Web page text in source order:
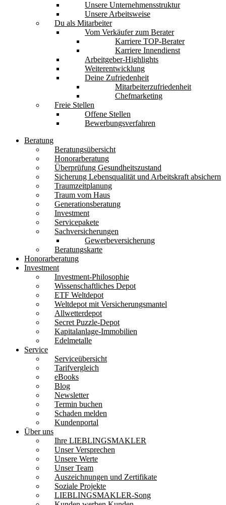
Unsere Unternehmensstruktur
Unsere Arbeitsweise
Du als Mitarbeiter
Vom Verkäufer zum Berater
Karriere TOP-Berater
Karriere Innendienst
Arbeitgeber-Highlights
Weiterentwicklung
Deine Zufriedenheit
Mitarbeiterzufriedenheit
Chefmarketing
Freie Stellen
Offene Stellen
Bewerbungsverfahren
Beratung
Beratungsübersicht
Honorarberatung
Überprüfung Gesundheitszustand
Sicherung Lebensqualität und Arbeitskraft absichern
Traumzeitplanung
Traum vom Haus
Generationsberatung
Investment
Servicepakete
Sachversicherungen
Gewerbeversicherung
Beratungskarte
Honorarberatung
Investment
Investment-Philosophie
Wissenschaftliches Depot
ETF Weltdepot
Weltdepot mit Versicherungsmantel
Allwetterdepot
Secret Puzzle-Depot
Kapitalanlage-Immobilien
Edelmetalle
Service
Serviceübersicht
Tarifvergleich
eBooks
Blog
Newsletter
Termin buchen
Schaden melden
Kundenportal
Über uns
Ihre LIEBLINGSMAKLER
Unser Versprechen
Unsere Werte
Unser Team
Auszeichnungen und Zertifikate
Soziale Projekte
LIEBLINGSMAKLER-Song